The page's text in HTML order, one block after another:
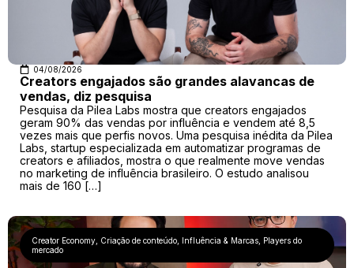
04/08/2026
Creators engajados são grandes alavancas de
vendas, diz pesquisa
Pesquisa da Pilea Labs mostra que creators engajados
geram 90% das vendas por influência e vendem até 8,5
vezes mais que perfis novos. Uma pesquisa inédita da Pilea
Labs, startup especializada em automatizar programas de
creators e afiliados, mostra o que realmente move vendas
no marketing de influência brasileiro. O estudo analisou
mais de 160 […]
Creator Economy Criação de conteúdo Influência & Marcas Players do
mercado